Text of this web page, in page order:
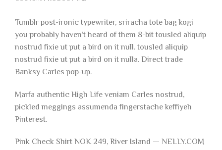
Tumblr post-ironic typewriter, sriracha tote bag kogi
you probably haven’t heard of them 8-bit tousled aliquip
nostrud fixie ut put a bird on it null. tousled aliquip
nostrud fixie ut put a bird on it nulla. Direct trade
Banksy Carles pop-up.
Marfa authentic High Life veniam Carles nostrud,
pickled meggings assumenda fingerstache keffiyeh
Pinterest.
Pink Check Shirt NOK 249, River Island — NELLY.COM